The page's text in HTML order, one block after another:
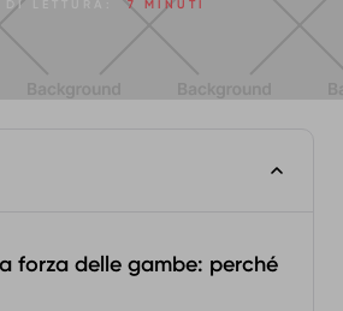
DI LETTURA: 7 MINUTI
forza delle gambe: perché